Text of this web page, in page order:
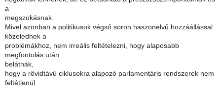
a
megszokásnak.
Mivel azonban a politikusok végső soron haszonelvű hozzáállással
közelednek a
problémákhoz, nem irreális feltételezni, hogy alaposabb
megfontolás után
belátnák,
hogy a rövidtávú ciklusokra alapozó parlamentáris rendszerek nem
feltétlenül